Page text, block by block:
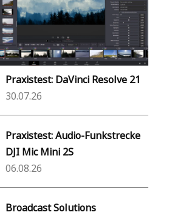
Praxistest: DaVinci Resolve 21
30.07.26
Praxistest: Audio-Funkstrecke
DJI Mic Mini 2S
06.08.26
Broadcast Solutions